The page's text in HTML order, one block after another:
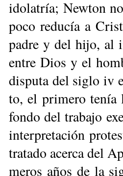
ido­la­tría; New­ton
po­co re­du­cía a
pa­dre y del hi­jo, al
en­tre Dios y el
dis­pu­ta del si­glo iv
to, el pri­me­ro te­nía
fon­do del tra­ba­jo
in­ter­pre­ta­ción
tra­ta­do acer­ca del
me­ros años de la